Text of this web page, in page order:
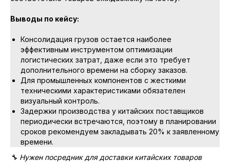
Выводы по кейсу:
Консолидация грузов остается наиболее
эффективным инструментом оптимизации
логистических затрат, даже если это требует
дополнительного времени на сборку заказов.
Для промышленных компонентов с жесткими
техническими характеристиками обязателен
визуальный контроль.
Задержки производства у китайских поставщиков
периодически встречаются, поэтому в планировании
сроков рекомендуем закладывать 20% к заявленному
времени.
🔧 Нужен посредник для доставки китайских товаров